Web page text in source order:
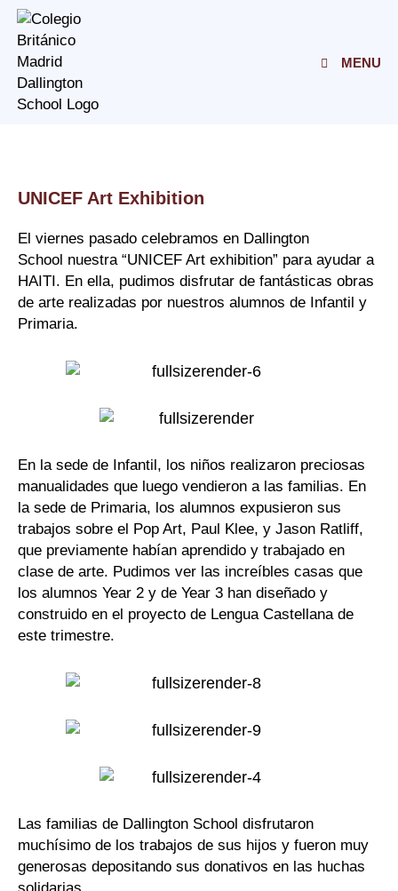
Skip
content
MENU
UNICEF Art Exhibition
El viernes pasado celebramos en Dallington
School nuestra “UNICEF Art exhibition” para ayudar a
HAITI. En ella, pudimos disfrutar de fantásticas obras
de arte realizadas por nuestros alumnos de Infantil y
Primaria.
En la sede de Infantil, los niños realizaron preciosas
manualidades que luego vendieron a las familias. En
la sede de Primaria, los alumnos expusieron sus
trabajos sobre el Pop Art, Paul Klee, y Jason Ratliff,
que previamente habían aprendido y trabajado en
clase de arte. Pudimos ver las increíbles casas que
los alumnos Year 2 y de Year 3 han diseñado y
construido en el proyecto de Lengua Castellana de
este trimestre.
Las familias de Dallington School disfrutaron
muchísimo de los trabajos de sus hijos y fueron muy
generosas depositando sus donativos en las huchas
solidarias.